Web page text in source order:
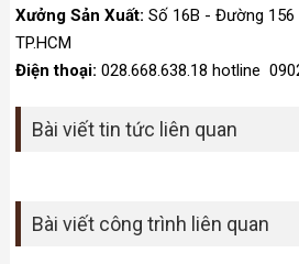
Xưởng Sản Xuất: Số 16B - Đường
TP.HCM
Điện thoại: 028.668.638.18 hotline
Bài viết tin tức liên quan
Bài viết công trình liên quan